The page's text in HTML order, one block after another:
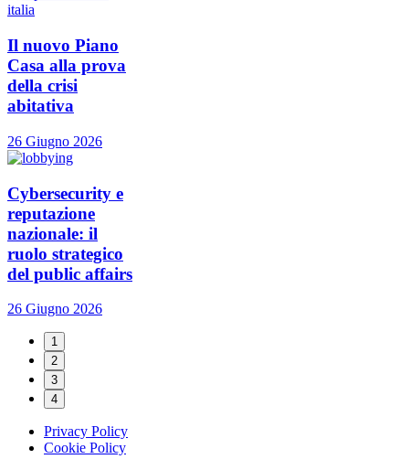
Il nuovo Piano
Casa alla prova
della crisi
abitativa
26 Giugno 2026
Cybersecurity e
reputazione
nazionale: il
ruolo strategico
del public affairs
26 Giugno 2026
1
2
3
4
Privacy Policy
Cookie Policy